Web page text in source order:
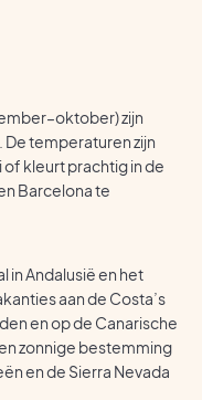
zijn
temperaturen zijn
of kleurt prachtig in de
Barcelona te
in Andalusië en het
aan de Costa’s
en op de Canarische
zonnige bestemming
en de Sierra Nevada